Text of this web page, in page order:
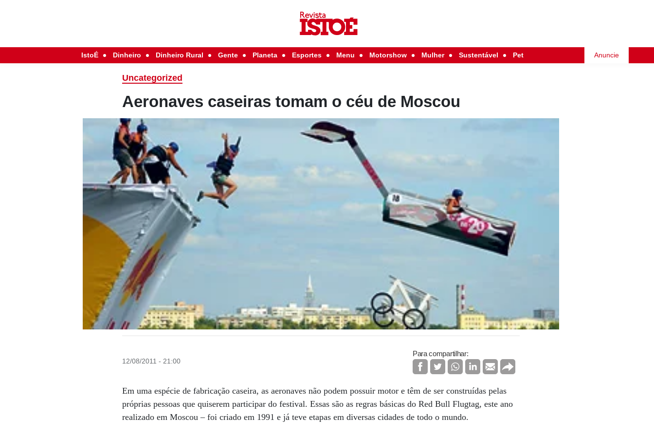
IstoÉ Dinheiro Dinheiro Rural Gente Planeta Esportes Menu Motorshow Mulher Sustentável Pet Anuncie
Uncategorized
Aeronaves caseiras tomam o céu de Moscou
12/08/2011 - 21:00
Para compartilhar:
Em uma espécie de fabricação caseira, as aeronaves não podem possuir motor e têm de ser construídas pelas
próprias pessoas que quiserem participar do festival. Essas são as regras básicas do Red Bull Flugtag, este ano
realizado em Moscou – foi criado em 1991 e já teve etapas em diversas cidades de todo o mundo.